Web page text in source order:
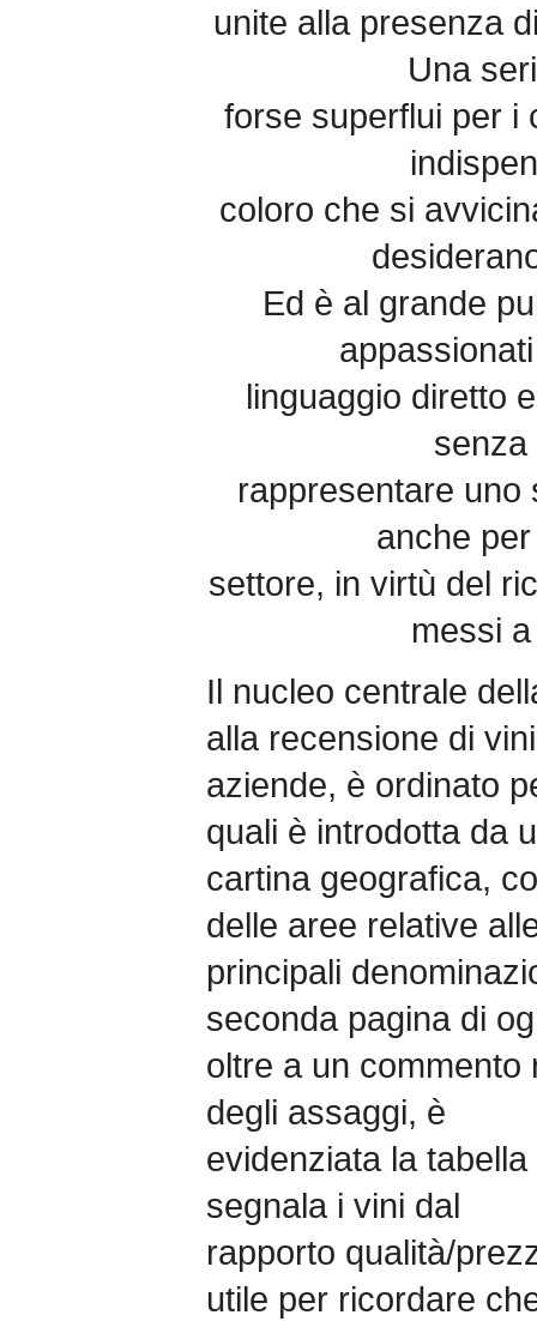
unite alla presenza
Una
forse superflui per i
coloro che si
Ed è al grande
linguaggio diretto
senza
rappresentare uno
anche
settore, in virtù del
messi
Il nucleo centrale
alla recensione di
aziende, è ordinato
quali è introdotta da
cartina geografica,
delle aree relative
principali
seconda pagina di
oltre a un commento
degli assaggi, è
evidenziata la tabella
segnala i vini dal
rapporto qualità/
utile per ricordare